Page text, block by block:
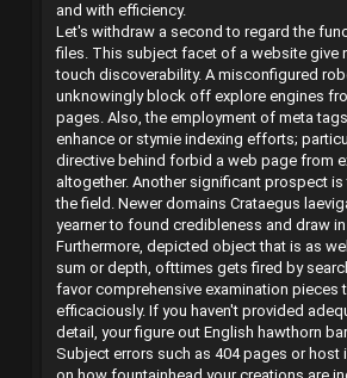
and with efficiency.
Let's withdraw a second to regard the
files. This subject facet of a website give
touch discoverability. A misconfigured
unknowingly block off explore engines
pages. Also, the employment of meta
enhance or stymie indexing efforts;
directive behind forbid a web page from
altogether. Another significant prospect
the field. Newer domains Crataegus
yearner to found credibleness and draw
Furthermore, depicted object that is as
sum or depth, ofttimes gets fired by
favor comprehensive examination pieces
efficaciously. If you haven't provided
detail, your figure out English hawthorn
Subject errors such as 404 pages or host